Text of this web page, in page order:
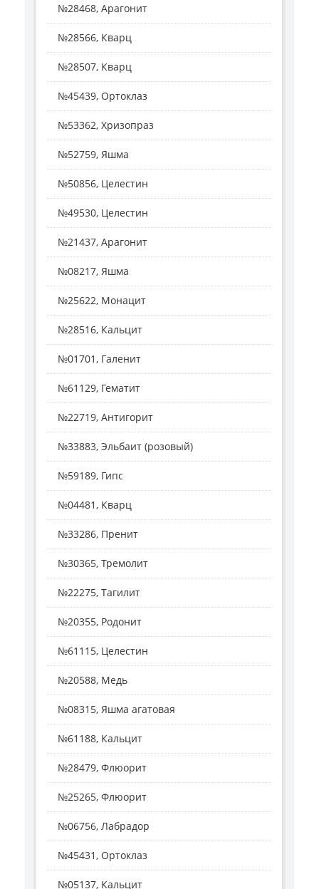
№28468, Арагонит
№28566, Кварц
№28507, Кварц
№45439, Ортоклаз
№53362, Хризопраз
№52759, Яшма
№50856, Целестин
№49530, Целестин
№21437, Арагонит
№08217, Яшма
№25622, Монацит
№28516, Кальцит
№01701, Галенит
№61129, Гематит
№22719, Антигорит
№33883, Эльбаит (розовый)
№59189, Гипс
№04481, Кварц
№33286, Пренит
№30365, Тремолит
№22275, Тагилит
№20355, Родонит
№61115, Целестин
№20588, Медь
№08315, Яшма агатовая
№61188, Кальцит
№28479, Флюорит
№25265, Флюорит
№06756, Лабрадор
№45431, Ортоклаз
№05137, Кальцит